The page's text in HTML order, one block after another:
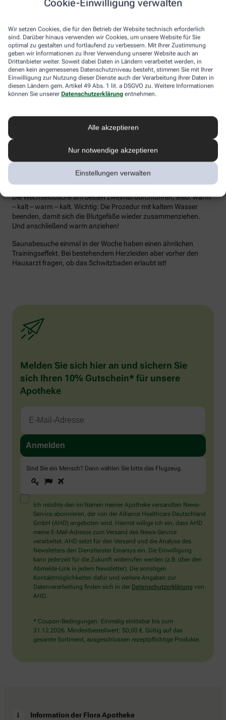
Cookie-Einwilligung verwalten
Wir setzen Cookies, die für den Betrieb der Website technisch erforderlich
sind. Darüber hinaus verwenden wir Cookies, um unsere Website für Sie
optimal zu gestalten und fortlaufend zu verbessern. Mit Ihrer Zustimmung
geben wir Informationen zu Ihrer Verwendung unserer Website auch an
Drittanbieter weiter. Soweit dabei Daten in Ländern verarbeitet werden, in
denen kein angemessenes Datenschutzniveau besteht, stimmen Sie mit Ihrer
Einwilligung zur Nutzung dieser Dienste auch der Verarbeitung Ihrer Daten in
diesen Ländern gem. Artikel 49 Abs. 1 lit. a DSGVO zu. Weitere Informationen
können Sie unserer Datenschutzerklärung entnehmen.
Alle akzeptieren
Nur notwendige akzeptieren
Einstellungen verwalten
die Lymphe in die Lymphknoten transportiert werden, wo sich die
Wer bei Schmuddelwetter nicht vor die Tür mag, kann sein
Immunsystem mit kalt-warmen Wechselduschen auf Trab
bringen und die Anfälligkeit für Erkältungsinfekte senken. Der
Kältereiz kurbelt die Durchblutung an und bringt den Kreislauf in
Schwung, je regelmäßiger wir ihm ausgesetzt sind, desto
unempfindlicher reagiert der Körper in der kalten Jahreszeit auf
die großen Temperaturunterschiede.
Dusche. Anschließend die Wassertemperatur auf kühl bis kalt
stellen und den Wasserstrahl vom rechten Fuß entlang bis zur
Hüfte führen und auf der Innenseite des Oberschenkels wieder
Dann sind die Arme dran: Auch hier geht’s wieder von unten nach
oben, beginnend am rechten Handrücken bis zur Schulter und
von der Achsel am Innenarm wieder bis zur Handfläche zurück.
Die Wechseldusche am besten zweimal durchführen, also: warm
– kalt – warm – kalt. Wichtig: Die Prozedur mit kaltem Wasser
beenden, damit sich die Blutgefäße wieder zusammenziehen.
Und anschließend warm anziehen!
Saunabesuche einmal in der Woche haben einen ähnlichen
Trainingseffekt. Bei bestehendem Herzleiden aber vorher den
Hausarzt fragen, ob das Schwitzbaden erlaubt ist!
Melden Sie sich hier an und sichern Sie
sich Ihren 10% Gutschein* für unsere
Apotheke
Sind Sie ein Mensch? Dann wählen Sie bitte das Flugzeug.
Sind
Sie
ein
Mensch?
Dann
wählen
Sie
bitte
das
Flugzeug.
1 2
Ich möchte den im Namen meiner Apotheke versandten News-
Service abonnieren, der von der Alliance Healthcare Deutschland
GmbH (AHD) angeboten wird. Hiermit willige ich ein, dass AHD
meine E-Mail-Adresse zum Versand des News-Service
verarbeitet. AHD setzt für den Versand und die Analyse des
Newsletters den Dienstleister Emarsys ein. Die Einwilligung
kann jederzeit für die Zukunft widerrufen werden (z.B. über den
Abmelde-Link in jedem Newsletter). Die sonstigen
Kontaktmöglichkeiten dafür und weitere Angaben zur
Datenverarbeitung finden sich in der Datenschutzerklärung von
AHD.
* Coupon-Bedingungen: Einmalig einlösbar bis zum
31.12.2026. Mindestbestellwert: 50,00 €. Gültig auf das
gesamte Sortiment, ausgeschlossen rezeptpflichtige Produkte.
Information der Flora Apotheke